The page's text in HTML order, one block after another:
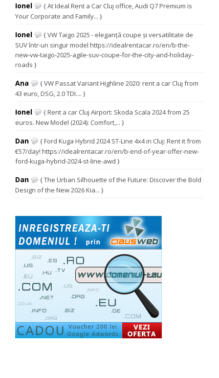
Ionel
{ At Ideal Rent a Car Cluj office, Audi Q7 Premium is
Your Corporate and Family... }
Ionel
{ VW Taigo 2025 - eleganță coupe și versatilitate de
SUV într-un singur model https://idealrentacar.ro/en/b-the-
new-vw-taigo-2025-agile-suv-coupe-for-the-city-and-holiday-
roads }
Ana
{ VW Passat Variant Highline 2020: rent a car Cluj from
43 euro, DSG, 2.0 TDI.... }
Ionel
{ Rent a car Cluj Airport: Skoda Scala 2024 from 25
euros. New Model (2024): Comfort,... }
Dan
{ Ford Kuga Hybrid 2024 ST-Line 4x4 in Cluj: Rent it from
€57/day! https://idealrentacar.ro/en/b-end-of-year-offer-new-
ford-kuga-hybrid-2024-st-line-awd }
Dan
{ The Urban Silhouette of the Future: Discover the Bold
Design of the New 2026 Kia... }